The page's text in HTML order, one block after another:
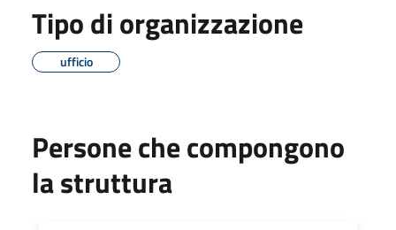
Tipo di organizzazione
ufficio
Persone che compongono
la struttura